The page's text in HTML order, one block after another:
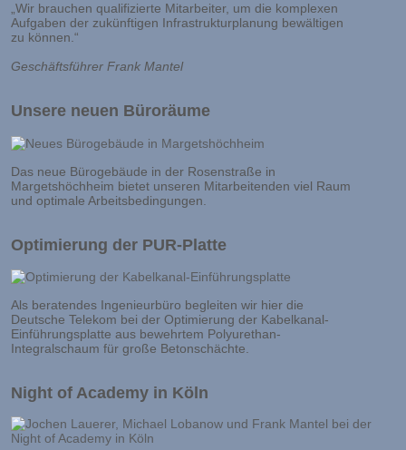
„Wir brauchen qualifizierte Mitarbeiter, um die komplexen
Aufgaben der zukünftigen Infrastrukturplanung bewältigen
zu können.“
Geschäftsführer Frank Mantel
Unsere neuen Büroräume
Das neue Bürogebäude in der Rosenstraße in
Margetshöchheim bietet unseren Mitarbeitenden viel Raum
und optimale Arbeitsbedingungen.
Optimierung der PUR-Platte
Als beratendes Ingenieurbüro begleiten wir hier die
Deutsche Telekom bei der Optimierung der Kabelkanal-
Einführungsplatte aus bewehrtem Polyurethan-
Integralschaum für große Betonschächte.
Night of Academy in Köln